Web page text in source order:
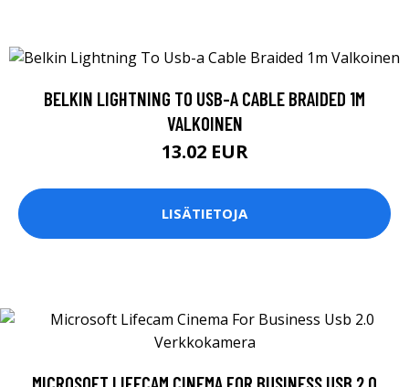
BELKIN LIGHTNING TO USB-A CABLE BRAIDED 1M
VALKOINEN
13.02 EUR
LISÄTIETOJA